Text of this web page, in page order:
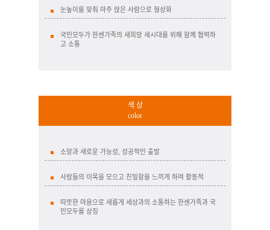
눈높이를 맞춰 마주 앉은 사람으로 형상화
국민모두가 한센가족의 새희망 새시대를 위해 함께 협력하
고 소통
색 상
color
소망과 새로운 가능성, 성공적인 출발
사람들의 이목을 모으고 친밀함을 느끼게 하며 활동적
따뜻한 마음으로 새롭게 세상과의 소통하는 한센가족과 국
민모두를 상징